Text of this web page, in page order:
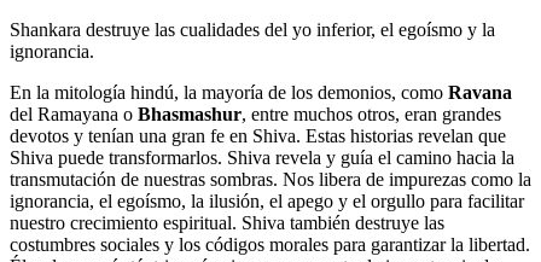
Shankara destruye las cualidades del yo inferior, el egoísmo y la
ignorancia.
En la mitología hindú, la mayoría de los demonios, como Ravana
del Ramayana o Bhasmashur, entre muchos otros, eran grandes
devotos y tenían una gran fe en Shiva. Estas historias revelan que
Shiva puede transformarlos. Shiva revela y guía el camino hacia la
transmutación de nuestras sombras. Nos libera de impurezas como la
ignorancia, el egoísmo, la ilusión, el apego y el orgullo para facilitar
nuestro crecimiento espiritual. Shiva también destruye las
costumbres sociales y los códigos morales para garantizar la libertad.